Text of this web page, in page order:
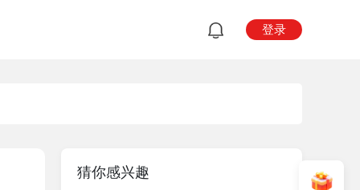
登录
猜你感兴趣